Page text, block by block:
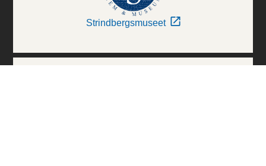
Strindbergsmuseet